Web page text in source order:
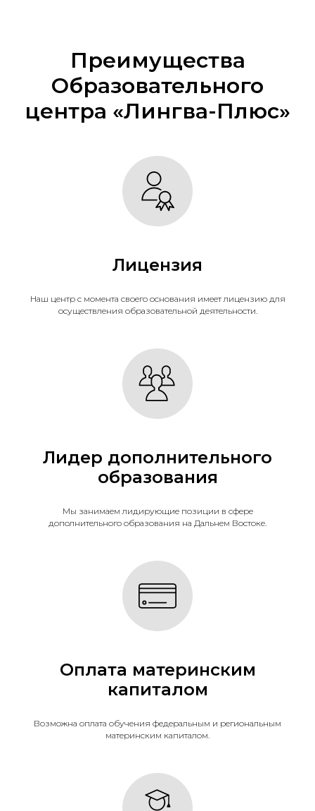
Преимущества
Образовательного
центра «Лингва-Плюс»
Лицензия
Наш центр с момента своего основания имеет лицензию для
осуществления образовательной деятельности.
Лидер дополнительного
образования
Мы занимаем лидирующие позиции в сфере
дополнительного образования на Дальнем Востоке.
Оплата материнским
капиталом
Возможна оплата обучения федеральным и региональным
материнским капиталом.